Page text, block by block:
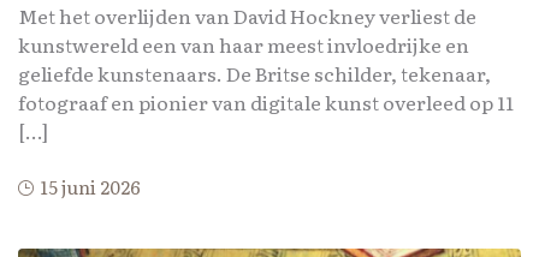
Met het overlijden van David Hockney verliest de
kunstwereld een van haar meest invloedrijke en
geliefde kunstenaars. De Britse schilder, tekenaar,
fotograaf en pionier van digitale kunst overleed op 11
[…]
15 juni 2026